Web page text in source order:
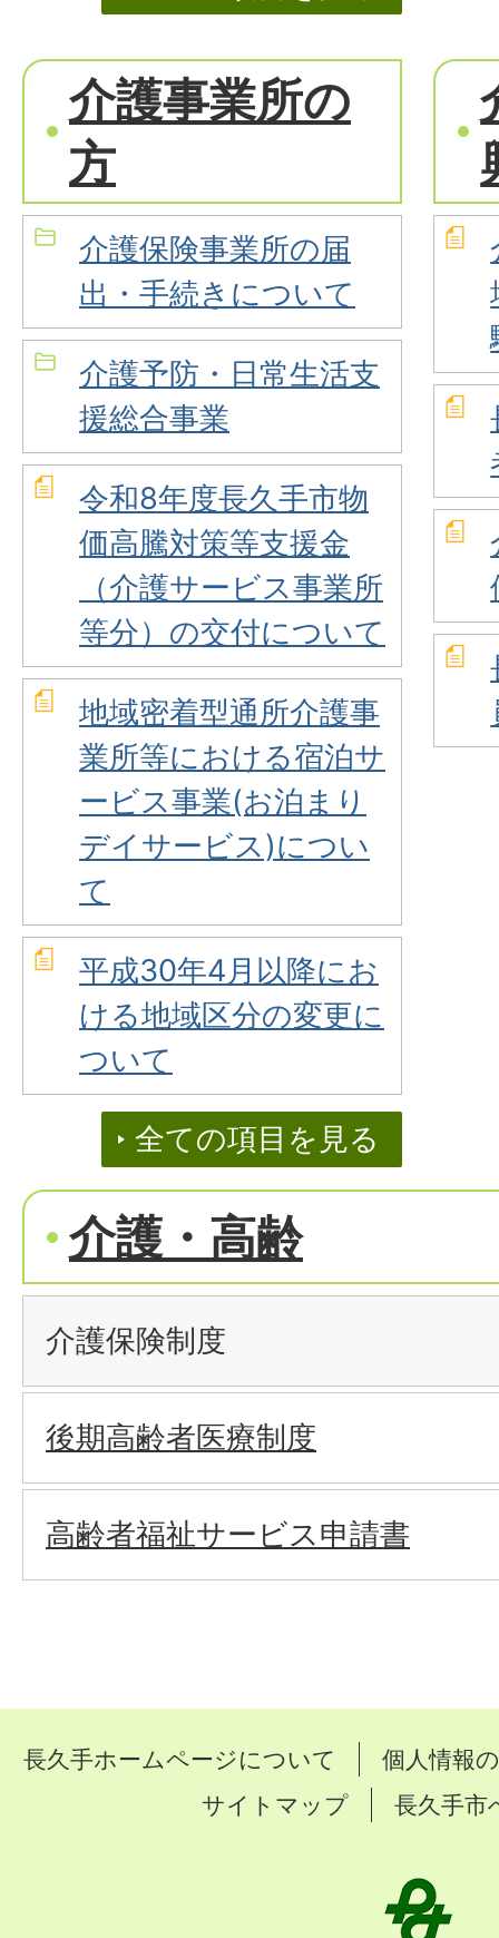
介護事業所の
方
介護保険事業所の届
出・手続きについて
介護予防・日常生活支
援総合事業
令和8年度長久手市物
価高騰対策等支援金
（介護サービス事業所
等分）の交付について
地域密着型通所介護事
業所等における宿泊サ
ービス事業(お泊まり
デイサービス)につい
て
平成30年4月以降にお
ける地域区分の変更に
ついて
全ての項目を見る
介護・高齢
介護保険制度
後期高齢者医療制度
高齢者福祉サービス申請書
長久手ホームページについて
個人情報
サイトマップ
長久手市